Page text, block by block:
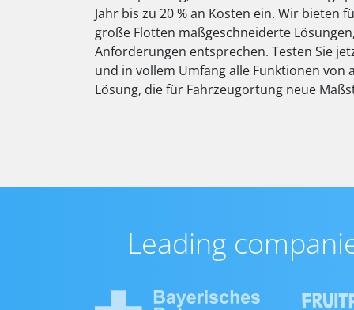
Jahr bis zu 20 % an Kosten ein. Wir bieten
große Flotten maßgeschneiderte
Anforderungen entsprechen. Testen Sie
und in vollem Umfang alle Funktionen
Lösung, die für Fahrzeugortung neue
Leading